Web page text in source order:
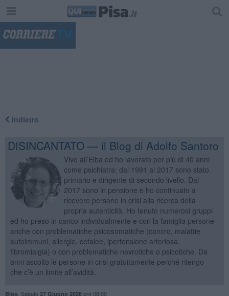
Indietro
DISINCANTATO — il Blog di Adolfo Santoro
Vivo all’Elba ed ho lavorato per più di 40 anni
come psichiatra; dal 1991 al 2017 sono stato
primario e dirigente di secondo livello. Dal
2017 sono in pensione e ho continuato a
ricevere persone in crisi alla ricerca della
propria autenticità. Ho tenuto numerosi gruppi
ed ho preso in carico individualmente e con la famiglia persone
anche con problematiche psicosomatiche (cancro, malattie
autoimmuni, allergie, cefalee, ipertensione arteriosa,
fibromialgia) o con problematiche nevrotiche o psicotiche. Da
anni ascolto le persone in crisi gratuitamente perché ritengo
che c’è un limite all’avidità.
Blog Sabato 27 Giugno 2026ore 08:00